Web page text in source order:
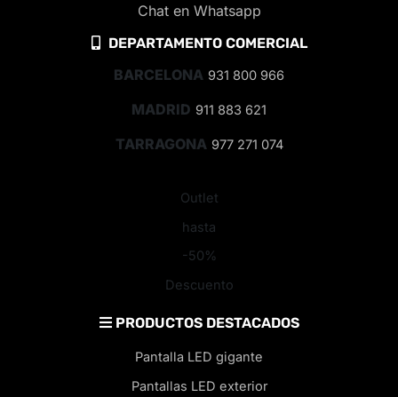
Chat en Whatsapp
DEPARTAMENTO COMERCIAL
BARCELONA 931 800 966
MADRID 911 883 621
TARRAGONA 977 271 074
Outlet
hasta
-50%
Descuento
PRODUCTOS DESTACADOS
Pantalla LED gigante
Pantallas LED exterior